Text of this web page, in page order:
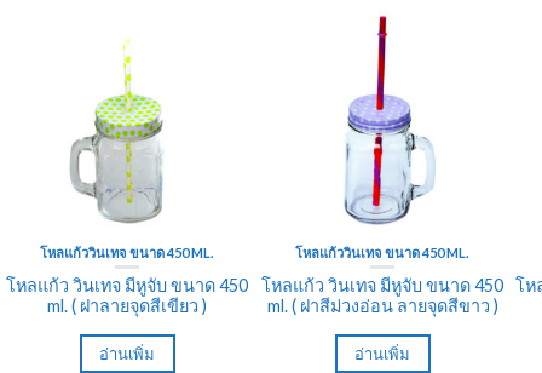
โหลแก้ววินเทจ ขนาด 450 ML.
โหลแก้ว วินเทจ มีหูจับ ขนาด 450
ml. ( ฝาลายจุดสีเขียว )
อ่านเพิ่ม
โหลแก้ววินเทจ ขนาด 450 ML.
โหลแก้ว วินเทจ มีหูจับ ขนาด 450
ml. ( ฝาสีม่วงอ่อน ลายจุดสีขาว )
อ่านเพิ่ม
โห